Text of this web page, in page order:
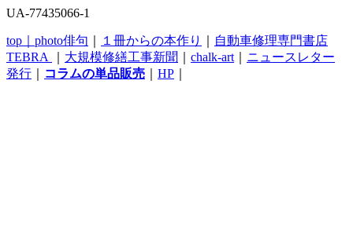
UA-77435066-1
top｜ photo俳句 １冊からの本作り
自動車修理専門書店
TEBRA
大規模修繕工事新聞 chalk-art
ニュースレター
発行
コラムの単品販売 HP